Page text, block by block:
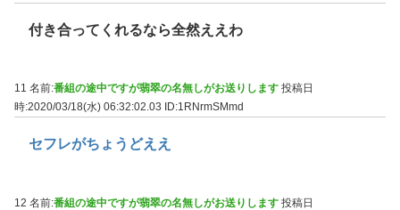
付き合ってくれるなら全然ええわ
11 名前:番組の途中ですが翡翠の名無しがお送りします 投稿日
時:2020/03/18(水) 06:32:02.03
ID:1RNrmSMmd
セフレがちょうどええ
12 名前:番組の途中ですが翡翠の名無しがお送りします 投稿日